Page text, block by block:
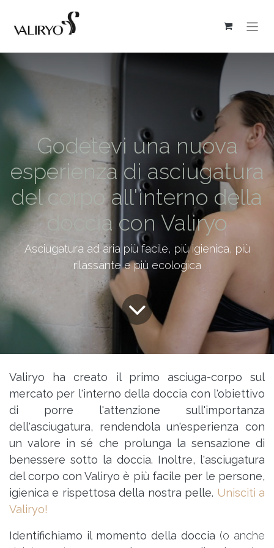
Godetevi una nuova
esperienza di asciugatura
del corpo all'interno della
doccia con Valiryo
Asciugatura ad aria più facile, più igienica, più
rilassante e più ecologica
Valiryo ha creato il primo asciuga-corpo sul
mercato per l'interno della doccia con l'obiettivo
di porre l'attenzione sull'importanza
dell'asciugatura, rendendola un'esperienza con
un valore in sé che prolunga la sensazione di
benessere sotto la doccia. Inoltre, l'asciugatura
del corpo con Valiryo è più facile per le persone,
igienica e rispettosa della nostra pelle. Unisciti a
Valiryo!
Identifichiamo il momento della doccia (o anche